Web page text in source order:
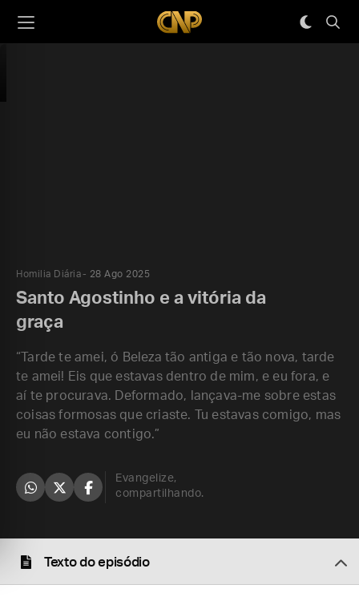
Homilia Diária 28 Ago 2025
Santo Agostinho e a vitória da
graça
“Tarde te amei, ó Beleza tão antiga e tão nova, tarde
te amei! Eis que estavas dentro de mim, e eu fora, e
aí te procurava. Deformado, lançava-me sobre estas
coisas formosas que criaste. Tu estavas comigo, mas
eu não estava contigo.”
Evangelize,
compartilhando.
Texto do episódio